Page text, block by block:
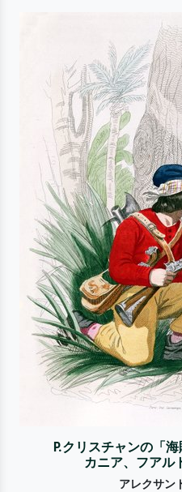
P.クリスチャンの「
カニア、フアル
アレクサン